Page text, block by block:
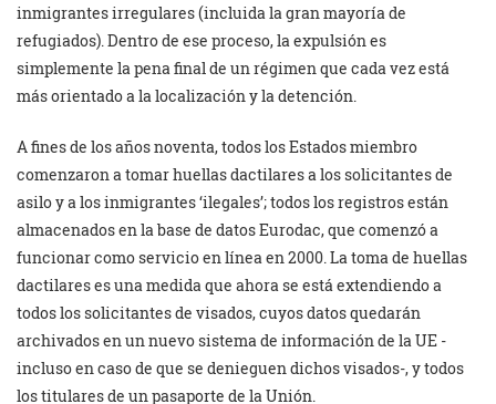
inmigrantes irregulares (incluida la gran mayoría de
refugiados). Dentro de ese proceso, la expulsión es
simplemente la pena final de un régimen que cada vez está
más orientado a la localización y la detención.
A fines de los años noventa, todos los Estados miembro
comenzaron a tomar huellas dactilares a los solicitantes de
asilo y a los inmigrantes ‘ilegales’; todos los registros están
almacenados en la base de datos Eurodac, que comenzó a
funcionar como servicio en línea en 2000. La toma de huellas
dactilares es una medida que ahora se está extendiendo a
todos los solicitantes de visados, cuyos datos quedarán
archivados en un nuevo sistema de información de la UE -
incluso en caso de que se denieguen dichos visados-, y todos
los titulares de un pasaporte de la Unión.